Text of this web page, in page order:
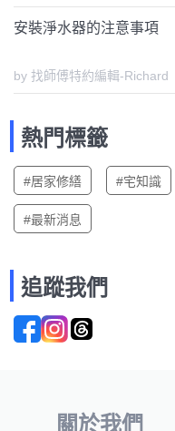
安裝淨水器的注意事項
by 找師傅特約編輯-Richard
熱門標籤
#居家修繕 #宅知識
#最新消息
追蹤我們
關於我們